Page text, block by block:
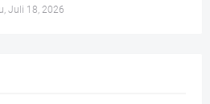
Juli 18, 2026